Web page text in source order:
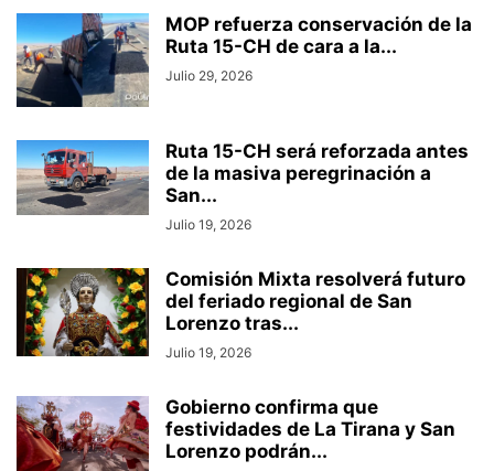
MOP refuerza conservación de la
Ruta 15-CH de cara a la...
Julio 29, 2026
Ruta 15-CH será reforzada antes
de la masiva peregrinación a
San...
Julio 19, 2026
Comisión Mixta resolverá futuro
del feriado regional de San
Lorenzo tras...
Julio 19, 2026
Gobierno confirma que
festividades de La Tirana y San
Lorenzo podrán...